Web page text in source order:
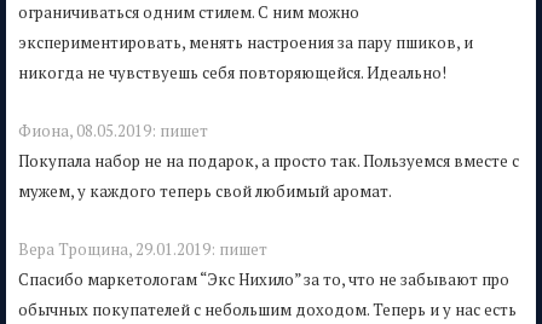
ограничиваться одним стилем. С ним можно
экспериментировать, менять настроения за пару пшиков, и
никогда не чувствуешь себя повторяющейся. Идеально!
Фиона, 08.05.2019: пишет
Покупала набор не на подарок, а просто так. Пользуемся вместе с
мужем, у каждого теперь свой любимый аромат.
Вера Трощина, 29.01.2019: пишет
Спасибо маркетологам “Экс Нихило” за то, что не забывают про
обычных покупателей с небольшим доходом. Теперь и у нас есть